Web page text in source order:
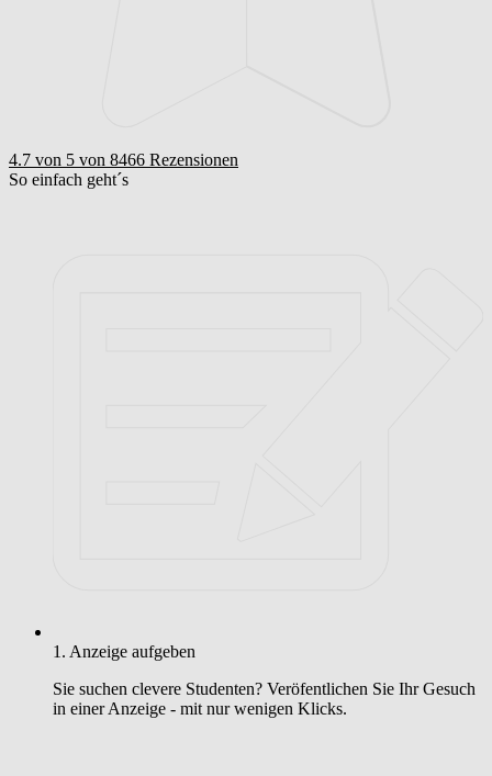
4.7 von 5 von 8466 Rezensionen
So einfach geht´s
1. Anzeige aufgeben
Sie suchen clevere Studenten? Veröfentlichen Sie Ihr Gesuch
in einer Anzeige - mit nur wenigen Klicks.